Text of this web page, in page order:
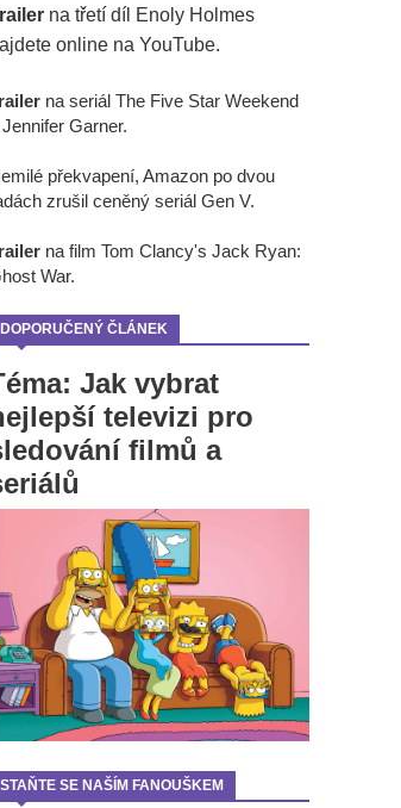
na třetí díl Enoly Holmes
online na YouTube.
na seriál The Five Star Weekend
Garner.
překvapení, Amazon po dvou
zrušil ceněný seriál Gen V.
na film Tom Clancy's Jack Ryan:
War.
DOPORUČENÝ ČLÁNEK
Jak vybrat
televizi pro
filmů a
STAŇTE SE NAŠÍM FANOUŠKEM